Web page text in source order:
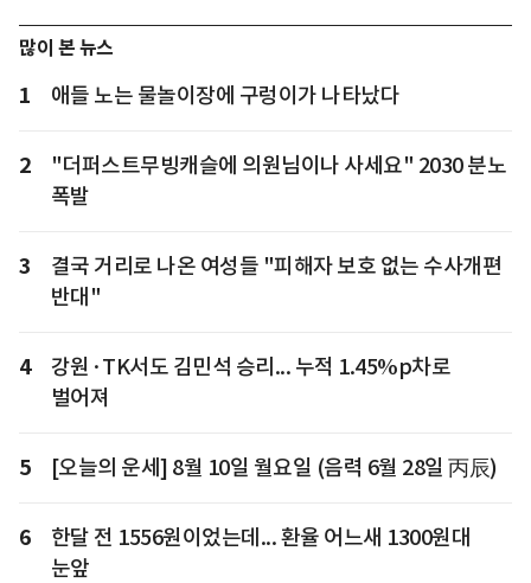
많이 본 뉴스
1 애들 노는 물놀이장에 구렁이가 나타났다
2
"더퍼스트무빙캐슬에 의원님이나 사세요" 2030 분노
폭발
3
결국 거리로 나온 여성들 "피해자 보호 없는 수사개편
반대"
4
강원·TK서도 김민석 승리... 누적 1.45%p차로
벌어져
5 [오늘의 운세] 8월 10일 월요일 (음력 6월 28일 丙辰)
6
한달 전 1556원이었는데... 환율 어느새 1300원대
눈앞